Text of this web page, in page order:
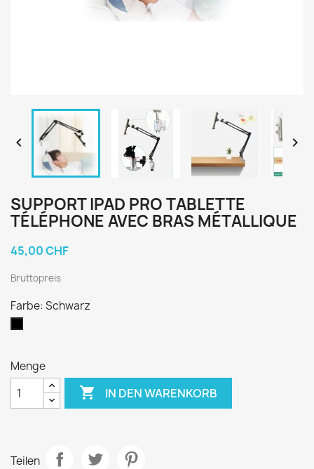
 
SUPPORT IPAD PRO TABLETTE
TÉLÉPHONE AVEC BRAS MÉTALLIQUE
45,00 CHF
Bruttopreis
Farbe: Schwarz
Menge
 IN DEN WARENKORB
Teilen